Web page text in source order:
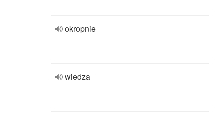
okropnie
wiedza